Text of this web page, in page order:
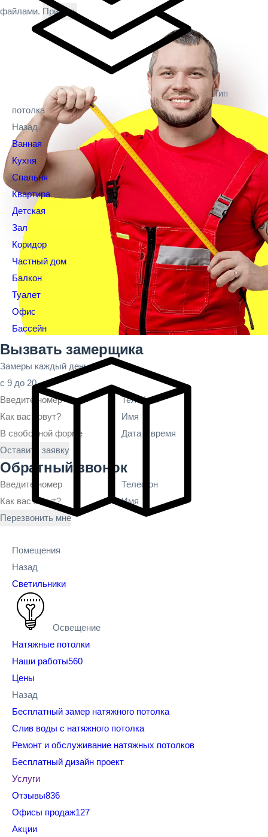
Тип
потолка
Назад
Ванная
Кухня
Спальня
Квартира
Детская
Зал
Коридор
Частный дом
Балкон
Туалет
Офис
Бассейн
Помещения
Назад
Светильники
Освещение
Натяжные потолки
Наши работы560
Цены
Назад
Бесплатный замер натяжного потолка
Слив воды с натяжного потолка
Ремонт и обслуживание натяжных потолков
Бесплатный дизайн проект
Услуги
Отзывы836
Офисы продаж127
Акции
файлами. Принять
Вызвать замерщика
Замеры каждый день
с 9 до 20
Телефон
Имя
Дата и время
Оставить заявку
Обратный звонок
Телефон
Имя
Перезвонить мне